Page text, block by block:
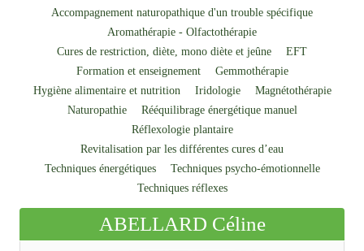
Accompagnement naturopathique d'un trouble spécifique
Aromathérapie - Olfactothérapie
Cures de restriction, diète, mono diète et jeûne
EFT
Formation et enseignement
Gemmothérapie
Hygiène alimentaire et nutrition
Iridologie
Magnétothérapie
Naturopathie
Rééquilibrage énergétique manuel
Réflexologie plantaire
Revitalisation par les différentes cures d’eau
Techniques énergétiques
Techniques psycho-émotionnelle
Techniques réflexes
ABELLARD Céline